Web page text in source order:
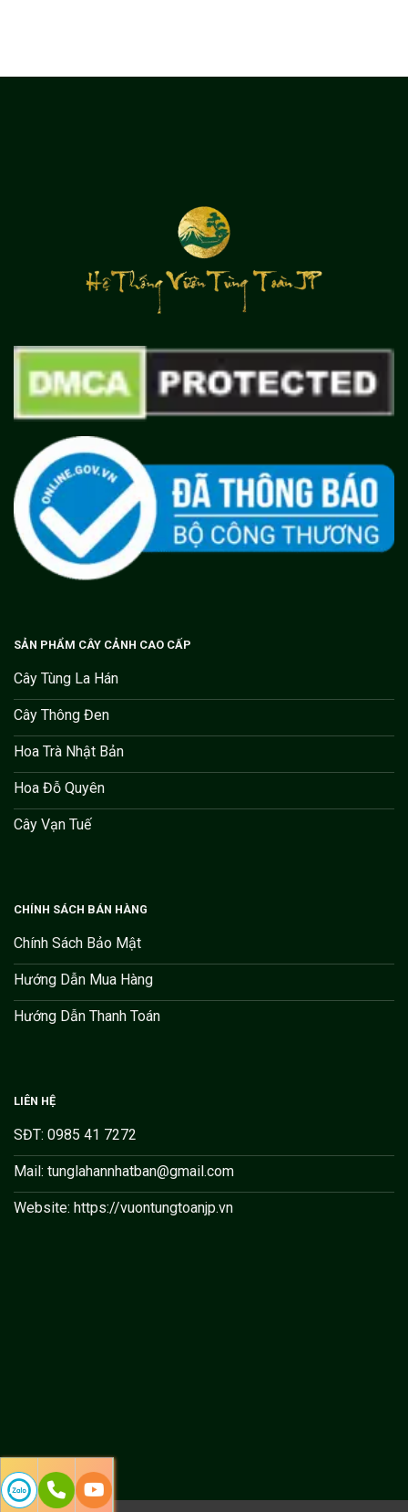
SẢN PHẨM CÂY CẢNH CAO CẤP
Cây Tùng La Hán
Cây Thông Đen
Hoa Trà Nhật Bản
Hoa Đỗ Quyên
Cây Vạn Tuế
CHÍNH SÁCH BÁN HÀNG
Chính Sách Bảo Mật
Hướng Dẫn Mua Hàng
Hướng Dẫn Thanh Toán
LIÊN HỆ
SĐT: 0985 41 7272
Mail: tunglahannhatban@gmail.com
Website: https://vuontungtoanjp.vn